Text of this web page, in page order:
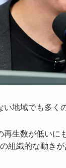
い地域でも多く
再生数が低いに
組織的な動き